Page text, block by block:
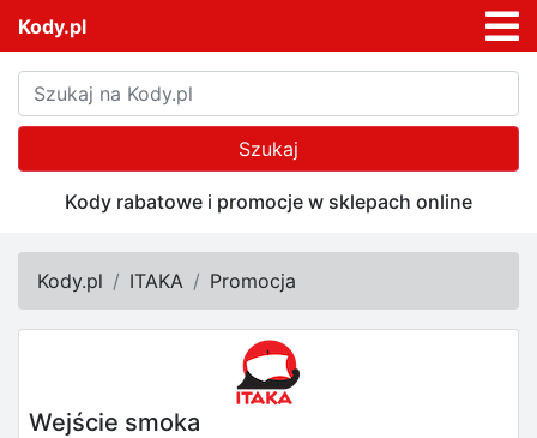
Kody.pl
Szukaj
Kody rabatowe i promocje w sklepach online
Kody.pl ITAKA Promocja
Wejście smoka